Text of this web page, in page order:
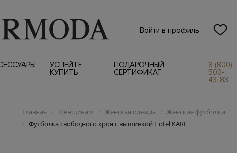
Войти в профиль
УСПЕЙТЕ
КУПИТЬ
ПОДАРОЧНЫЙ
СЕРТИФИКАТ
8 (800)
500-
43-83
Главная / Женщинам / Женская одежда / Женские футболки
/ Футболка свободного кроя с вышивкой Hotel KARL